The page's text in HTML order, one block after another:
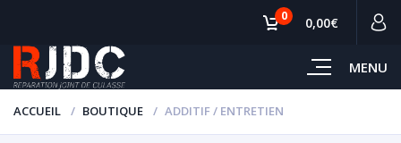
MENU
0 0,00€
ACCUEIL BOUTIQUE ADDITIF / ENTRETIEN